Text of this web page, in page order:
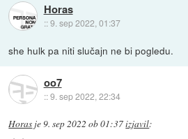
Horas
::9. sep 2022, 01:37
she hulk pa niti slučajn ne bi pogledu.
oo7
::9. sep 2022, 22:34
Horas je9. sep 2022 ob 01:37izjavil: